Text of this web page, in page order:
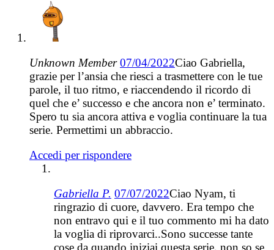
Unknown Member 07/04/2022Ciao Gabriella,
grazie per l’ansia che riesci a trasmettere con le tue
parole, il tuo ritmo, e riaccendendo il ricordo di
quel che e’ successo e che ancora non e’ terminato.
Spero tu sia ancora attiva e voglia continuare la tua
serie. Permettimi un abbraccio.
Accedi per rispondere
Gabriella P. 07/07/2022Ciao Nyam, ti
ringrazio di cuore, davvero. Era tempo che
non entravo qui e il tuo commento mi ha dato
la voglia di riprovarci..Sono successe tante
cose da quando iniziai questa serie, non so se